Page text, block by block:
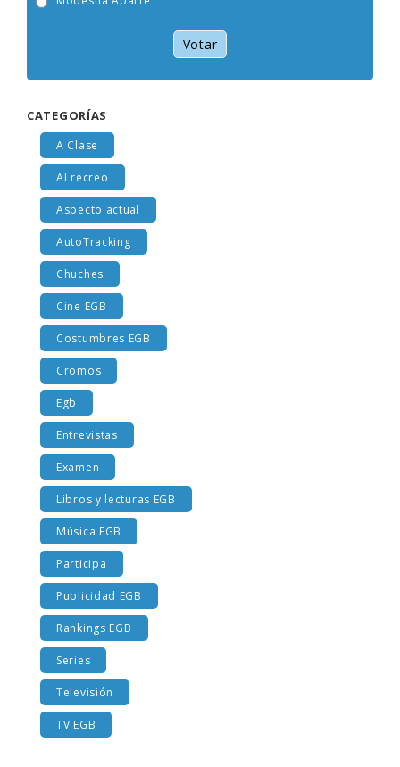
Modestia Aparte
Votar
CATEGORÍAS
A Clase
Al recreo
Aspecto actual
AutoTracking
Chuches
Cine EGB
Costumbres EGB
Cromos
Egb
Entrevistas
Examen
Libros y lecturas EGB
Música EGB
Participa
Publicidad EGB
Rankings EGB
Series
Televisión
TV EGB